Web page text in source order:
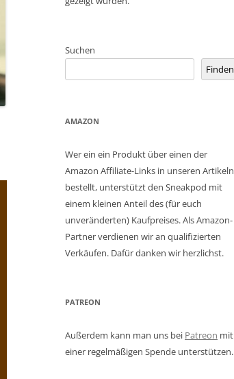
Suchen
Finden
AMAZON
Wer ein ein Produkt über einen der
Amazon Affiliate-Links in unseren Artikeln
bestellt, unterstützt den Sneakpod mit
einem kleinen Anteil des (für euch
unveränderten) Kaufpreises. Als Amazon-
Partner verdienen wir an qualifizierten
Verkäufen. Dafür danken wir herzlichst.
PATREON
Außerdem kann man uns bei Patreon mit
einer regelmäßigen Spende unterstützen.